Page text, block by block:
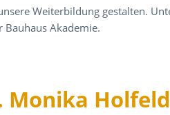
Weiterbildung gestalten.
Bauhaus Akademie.
Holfeld